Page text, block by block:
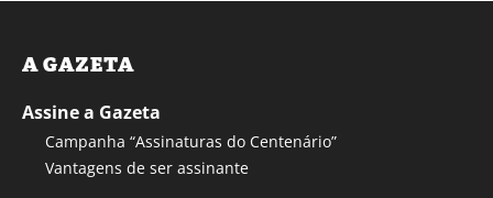
A GAZETA
Assine a Gazeta
Campanha “Assinaturas do Centenário”
Vantagens de ser assinante